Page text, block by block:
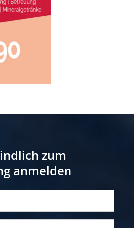
zum
anmelden